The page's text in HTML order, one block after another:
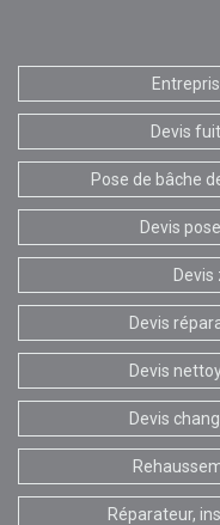
Devis
Pose de bâche
Devis
Devis
Devis
Devis
Réparateur,